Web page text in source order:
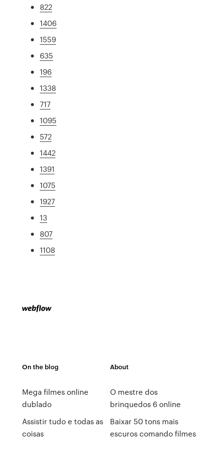
822
1406
1559
635
196
1338
717
1095
572
1442
1391
1075
1927
13
807
1108
On the blog
Mega filmes online
dublado
Assistir tudo e todas as
coisas
About
O mestre dos
brinquedos 6 online
Baixar 50 tons mais
escuros comando filmes